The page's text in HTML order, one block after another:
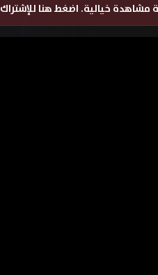
مشاهدة خيالية. اضغط هنا للإشتراك